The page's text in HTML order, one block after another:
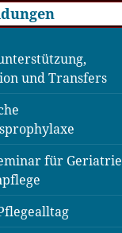
und Transfers
für Geriatrie